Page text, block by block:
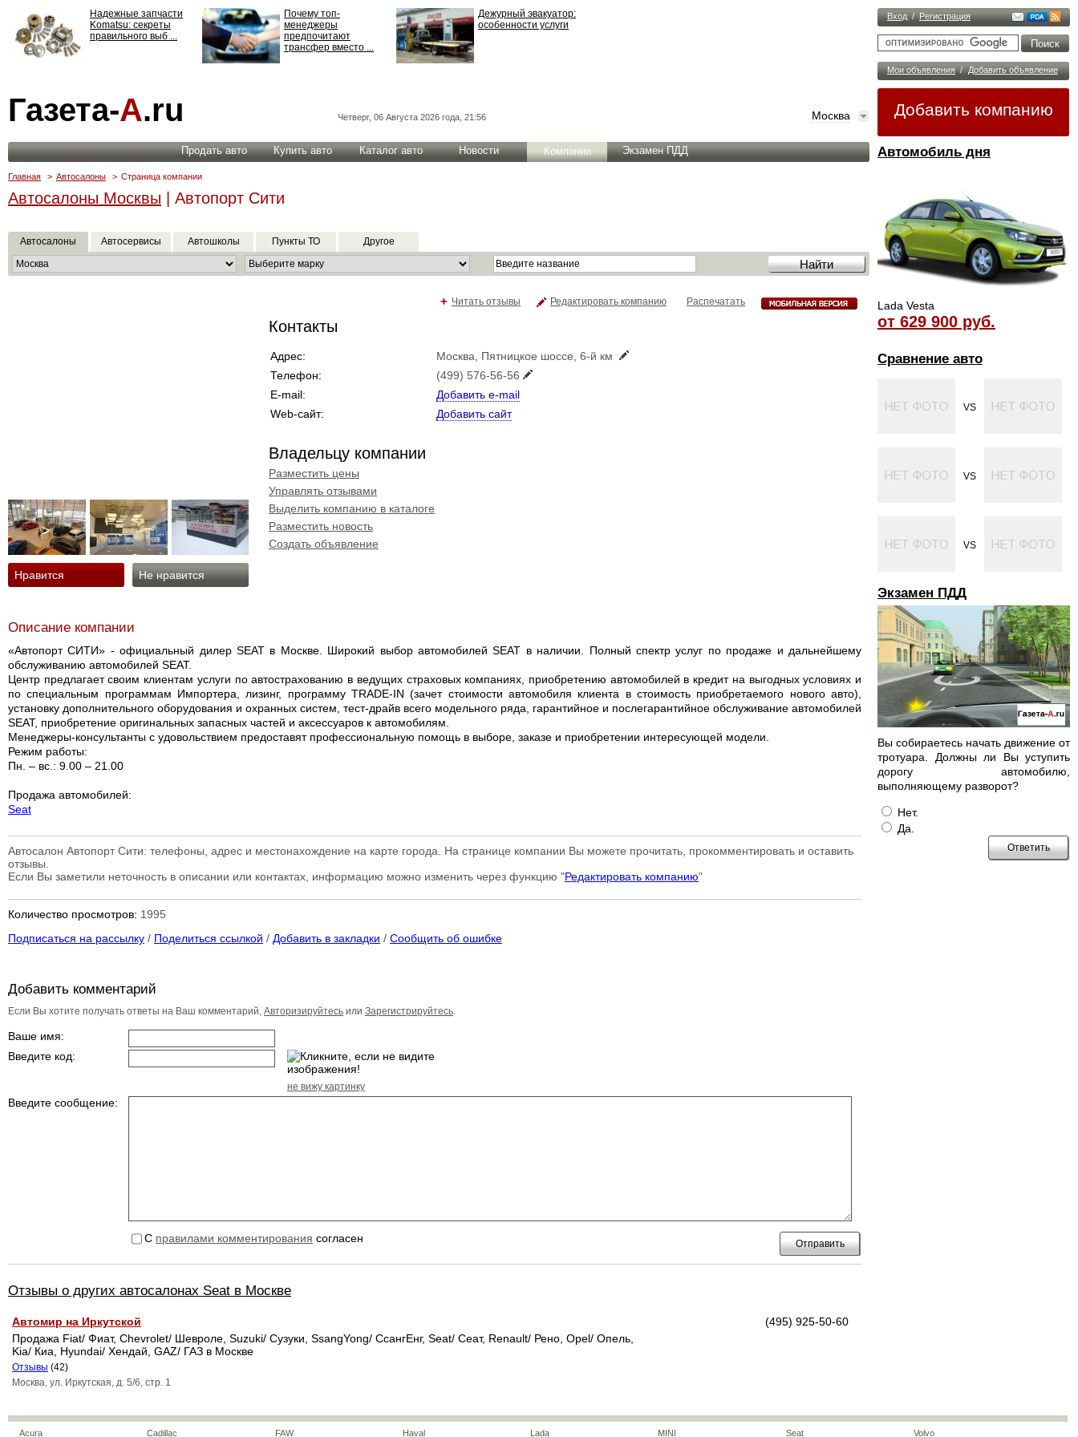
Вход / Регистрация
Мои объявления / Добавить объявление
Добавить компанию
Автомобиль дня
Lada Vesta
от 629 900 руб.
Сравнение авто
VS
VS
VS
Экзамен ПДД
Вы собираетесь начать движение от
тротуара. Должны ли Вы уступить
дорогу автомобилю,
выполняющему разворот?
Нет.
Да.
Надежные запчасти
Komatsu: секреты
правильного выб ...
Почему топ-
менеджеры
предпочитают
трансфер вместо ...
Дежурный эвакуатор:
особенности услуги
ответственности: все,
что нужно знать ...
Газета-А.ru Четверг, 06 Августа 2026 года, 21:56 Москва
Продать авто Купить авто Каталог авто Новости Компании Экзамен ПДД
Главная > Автосалоны > Страница компании
Автосалоны Москвы | Автопорт Сити
Автосалоны Автосервисы Автошколы Пункты ТО Другое
Распечатать
Редактировать компанию
+ Читать отзывы
Нравится Не нравится
Контакты
Адрес:
Москва, Пятницкое шоссе, 6-й км
Телефон:
(499) 576-56-56
E-mail:
Добавить e-mail
Web-сайт:
Добавить сайт
Владельцу компании
Разместить цены
Управлять отзывами
Выделить компанию в каталоге
Разместить новость
Создать объявление
Описание компании
«Автопорт СИТИ» - официальный дилер SEAT в Москве. Широкий выбор автомобилей SEAT в наличии. Полный спектр услуг по продаже и дальнейшему
обслуживанию автомобилей SEAT.
Центр предлагает своим клиентам услуги по автострахованию в ведущих страховых компаниях, приобретению автомобилей в кредит на выгодных условиях и
по специальным программам Импортера, лизинг, программу TRADE-IN (зачет стоимости автомобиля клиента в стоимость приобретаемого нового авто),
установку дополнительного оборудования и охранных систем, тест-драйв всего модельного ряда, гарантийное и послегарантийное обслуживание автомобилей
SEAT, приобретение оригинальных запасных частей и аксессуаров к автомобилям.
Менеджеры-консультанты с удовольствием предоставят профессиональную помощь в выборе, заказе и приобретении интересующей модели.
Режим работы:
Пн. – вс.: 9.00 – 21.00
Продажа автомобилей:
Seat
Автосалон Автопорт Сити: телефоны, адрес и местонахождение на карте города. На странице компании Вы можете прочитать, прокомментировать и оставить
отзывы.
Если Вы заметили неточность в описании или контактах, информацию можно изменить через функцию "Редактировать компанию"
Количество просмотров: 1995
Подписаться на рассылку / Поделиться ссылкой / Добавить в закладки / Сообщить об ошибке
Добавить комментарий
Если Вы хотите получать ответы на Ваш комментарий, Авторизируйтесь или Зарегистрируйтесь.
Ваше имя:
Введите код:
не вижу картинку
Введите сообщение:
Отправить
С правилами комментирования согласен
Отзывы о других автосалонах Seat в Москве
Автомир на Иркутской
(495) 925-50-60
Продажа Fiat/ Фиат, Chevrolet/ Шевроле, Suzuki/ Сузуки, SsangYong/ СсангЕнг, Seat/ Сеат, Renault/ Рено, Opel/ Опель,
Kia/ Киа, Hyundai/ Хендай, GAZ/ ГАЗ в Москве
Отзывы (42)
Москва, ул. Иркутская, д. 5/6, стр. 1
Acura Cadillac FAW Haval Lada MINI Seat Volvo